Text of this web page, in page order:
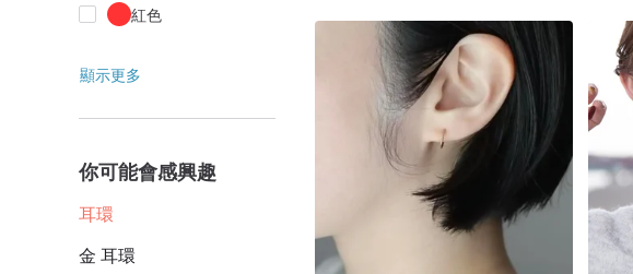
紅色
顯示更多
你可能會感興趣
耳環
金 耳環